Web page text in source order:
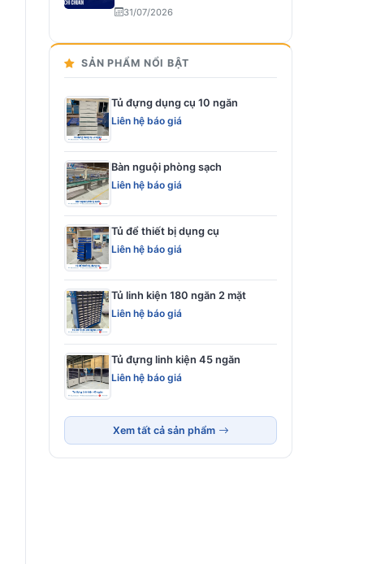
CHUẨN
31/07/2026
SẢN PHẨM NỔI BẬT
Tủ đựng dụng cụ 10 ngăn
Liên hệ báo giá
Bàn nguội phòng sạch
Liên hệ báo giá
Tủ để thiết bị dụng cụ
Liên hệ báo giá
Tủ linh kiện 180 ngăn 2 mặt
Liên hệ báo giá
Tủ đựng linh kiện 45 ngăn
Liên hệ báo giá
Xem tất cả sản phẩm